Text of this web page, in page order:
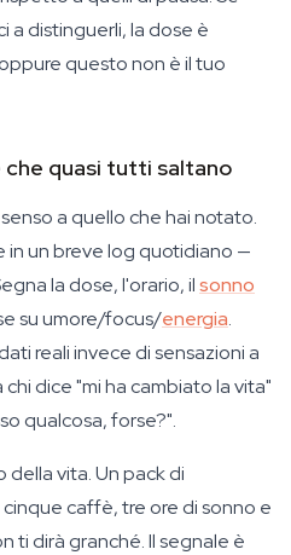
a distinguerli, la dose è
questo non è il tuo
quasi tutti saltano
a quello che hai notato.
in un breve log quotidiano —
la dose, l'orario, ilsonno
su umore/focus/energia.
reali invece di sensazioni a
dice "mi ha cambiato la vita"
qualcosa, forse?".
della vita. Un pack di
caffè, tre ore di sonno e
ti dirà granché. Il segnale è